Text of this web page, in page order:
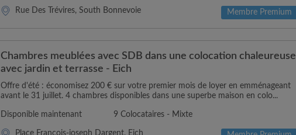
Rue Des Trévires, South Bonnevoie Membre Premium
Chambres meublées avec SDB dans une colocation chaleureuse
avec jardin et terrasse - Eich
Offre d'été : économisez 200 € sur votre premier mois de loyer en emménageant
avant le 31 juillet. 4 chambres disponibles dans une superbe maison en colo...
Disponible maintenant 9 Colocataires - Mixte
Place Francois-joseph Dargent, Eich